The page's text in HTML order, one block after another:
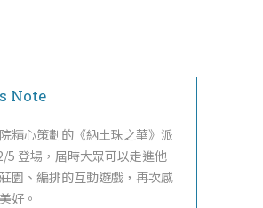
Note
精心策劃的《納土珠之華》派
5 登場，屆時大眾可以走進他
園、編排的互動遊戲，再次感
好。